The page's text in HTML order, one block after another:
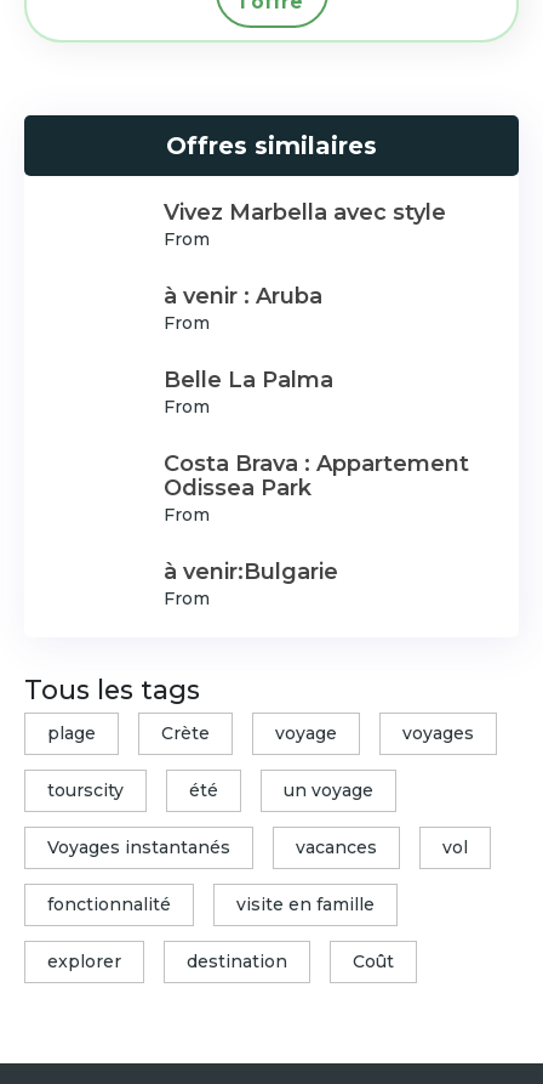
Offres similaires
Vivez Marbella avec style
From
à venir : Aruba
From
Belle La Palma
From
Costa Brava : Appartement
Odissea Park
From
à venir:Bulgarie
From
Tous les tags
plage Crète voyage voyages
tourscity été un voyage
Voyages instantanés vacances vol
fonctionnalité visite en famille
explorer destination Coût